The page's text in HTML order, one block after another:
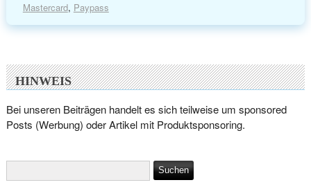
Mastercard, Paypass
HINWEIS
Bei unseren Beiträgen handelt es sich teilweise um sponsored
Posts (Werbung) oder Artikel mit Produktsponsoring.